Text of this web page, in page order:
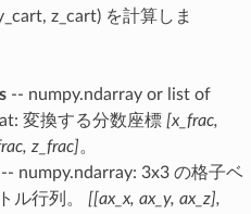
z_cart) を計算しま
-- numpy.ndarray or list of
変換する分数座標 [x_frac,
z_frac]。
numpy.ndarray: 3x3 の格子ベ
ル行列。 [[ax_x, ax_y, ax_z],